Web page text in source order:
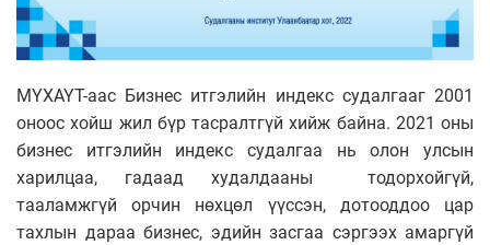
МҮХАҮТ-аас Бизнес итгэлийн индекс судалгааг 2001
оноос хойш жил бүр тасралтгүй хийж байна. 2021 оны
бизнес итгэлийн индекс судалгаа нь олон улсын
харилцаа, гадаад худалдааны тодорхойгүй,
тааламжгүй орчин нөхцөл үүссэн, дотооддоо цар
тахлын дараа бизнес, эдийн засгаа сэргээх амаргүй